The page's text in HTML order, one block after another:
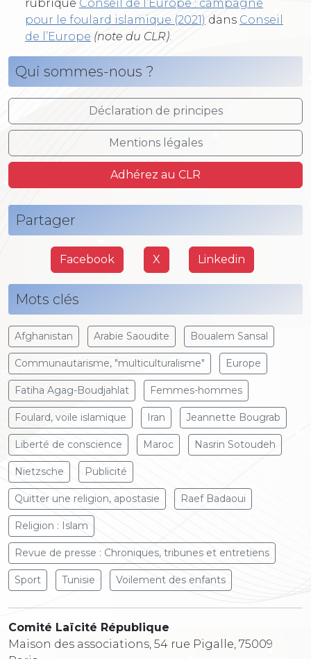
rubrique Conseil de l’Europe : campagne
pour le foulard islamique (2021) dans Conseil
de l’Europe (note du CLR)
Qui sommes-nous ?
Déclaration de principes
Mentions légales
Adhérez au CLR
Partager
Facebook X Linkedin
Mots clés
Afghanistan Arabie Saoudite Boualem Sansal
Communautarisme, "multiculturalisme" Europe
Fatiha Agag-Boudjahlat Femmes-hommes
Foulard, voile islamique Iran Jeannette Bougrab
Liberté de conscience Maroc Nasrin Sotoudeh
Nietzsche Publicité
Quitter une religion, apostasie Raef Badaoui
Religion : Islam
Revue de presse : Chroniques, tribunes et entretiens
Sport Tunisie Voilement des enfants
Comité Laïcité République
Maison des associations, 54 rue Pigalle, 75009